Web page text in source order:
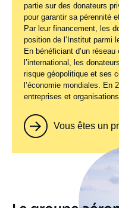
partie sur des donateurs
pour garantir sa pérennité
Par leur financement, les
position de l’Institut parmi
En bénéficiant d’un
l’international, les
risque géopolitique et ses
l’économie mondiales. En
entreprises et
Vous êtes un
Image
principale